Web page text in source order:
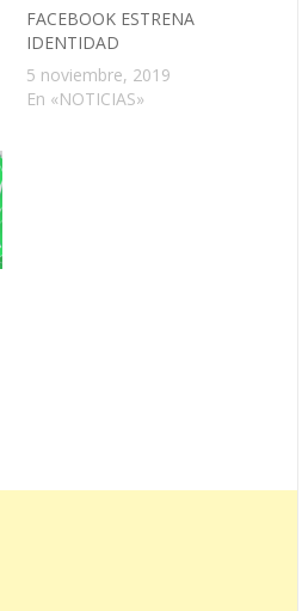
FACEBOOK ESTRENA
IDENTIDAD
5 noviembre, 2019
En «NOTICIAS»